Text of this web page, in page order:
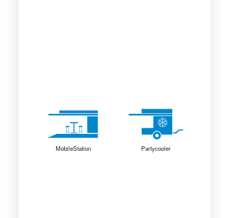
MobileStation Partycooler